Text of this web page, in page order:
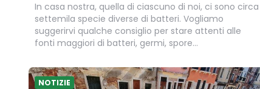
In casa nostra, quella di ciascuno di noi, ci sono circa
settemila specie diverse di batteri. Vogliamo
suggerirvi qualche consiglio per stare attenti alle
fonti maggiori di batteri, germi, spore…
NOTIZIE